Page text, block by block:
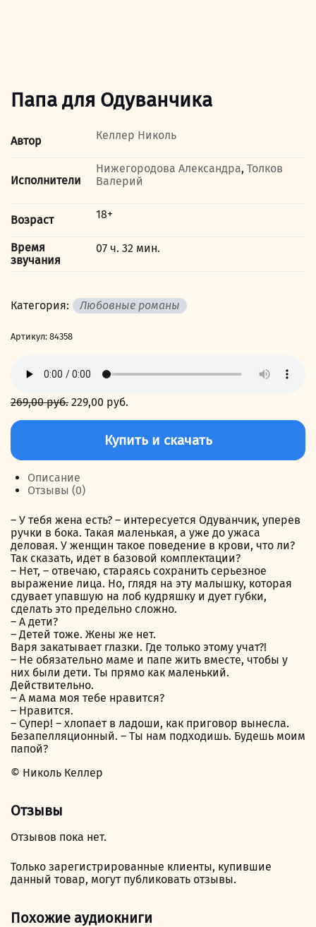
Папа для Одуванчика
Автор Келлер Николь
Исполнители
Нижегородова Александра,Толков
Валерий
Возраст 18+
Время
звучания
07 ч. 32 мин.
Категория: Любовные романы
Артикул: 84358
269,00руб. Первоначальная
269,00 руб..
229,00 руб.
Количество
Папа
для
Одуванчика
Купить и скачать
Описание
Отзывы (0)
– У тебя жена есть? – интересуется Одуванчик, уперев
ручки в бока. Такая маленькая, а уже до ужаса
деловая. У женщин такое поведение в крови, что ли?
Так сказать, идет в базовой комплектации?
– Нет, – отвечаю, стараясь сохранить серьезное
выражение лица. Но, глядя на эту малышку, которая
сдувает упавшую на лоб кудряшку и дует губки,
сделать это предельно сложно.
– А дети?
– Детей тоже. Жены же нет.
Варя закатывает глазки. Где только этому учат?!
– Не обязательно маме и папе жить вместе, чтобы у
них были дети. Ты прямо как маленький.
Действительно.
– А мама моя тебе нравится?
– Нравится.
– Супер! – хлопает в ладоши, как приговор вынесла.
Безапелляционный. – Ты нам подходишь. Будешь моим
папой?
© Николь Келлер
Отзывы
Отзывов пока нет.
Только зарегистрированные клиенты, купившие
данный товар, могут публиковать отзывы.
Похожие аудиокниги